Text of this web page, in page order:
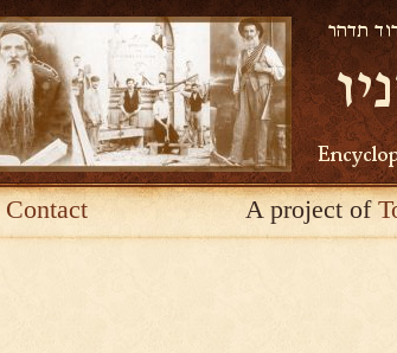
Contact A project of